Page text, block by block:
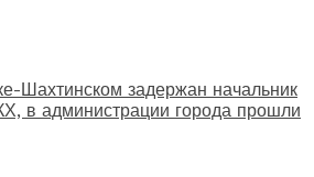
Шахтинском задержан начальник
в администрации города прошли